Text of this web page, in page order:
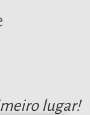
lugar!